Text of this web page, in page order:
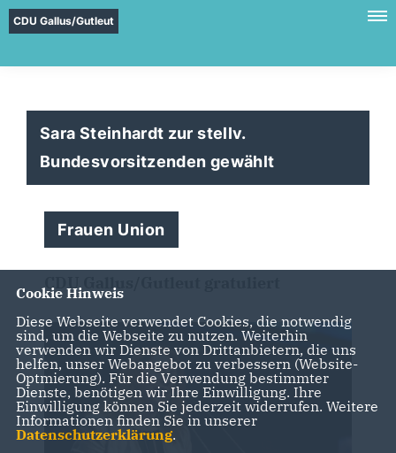
CDU Gallus/Gutleut
Sara Steinhardt zur stellv.
Bundesvorsitzenden gewählt
Frauen Union
CDU Gallus/Gutleut gratuliert
Cookie Hinweis
Diese Webseite verwendet Cookies, die notwendig
sind, um die Webseite zu nutzen. Weiterhin
verwenden wir Dienste von Drittanbietern, die uns
helfen, unser Webangebot zu verbessern (Website-
Optmierung). Für die Verwendung bestimmter
Dienste, benötigen wir Ihre Einwilligung. Ihre
Einwilligung können Sie jederzeit widerrufen. Weitere
Informationen finden Sie in unserer
Datenschutzerklärung.